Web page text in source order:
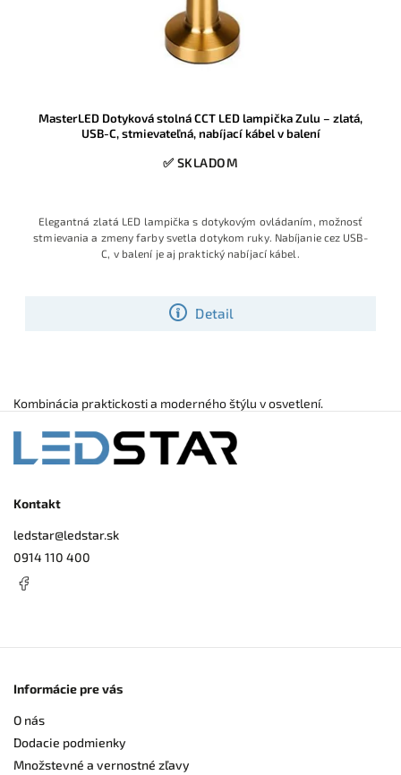
MasterLED Dotyková stolná CCT LED lampička Zulu – zlatá,
USB-C, stmievateľná, nabíjací kábel v balení
✅ SKLADOM
Detail
Elegantná zlatá LED lampička s dotykovým ovládaním, možnosť
stmievania a zmeny farby svetla dotykom ruky. Nabíjanie cez USB-
C, v balení je aj praktický nabíjací kábel.
Kombinácia praktickosti a moderného štýlu v osvetlení.
Kontakt
ledstar@ledstar.sk
0914 110 400
Informácie pre vás
O nás
Dodacie podmienky
Množstevné a vernostné zľavy